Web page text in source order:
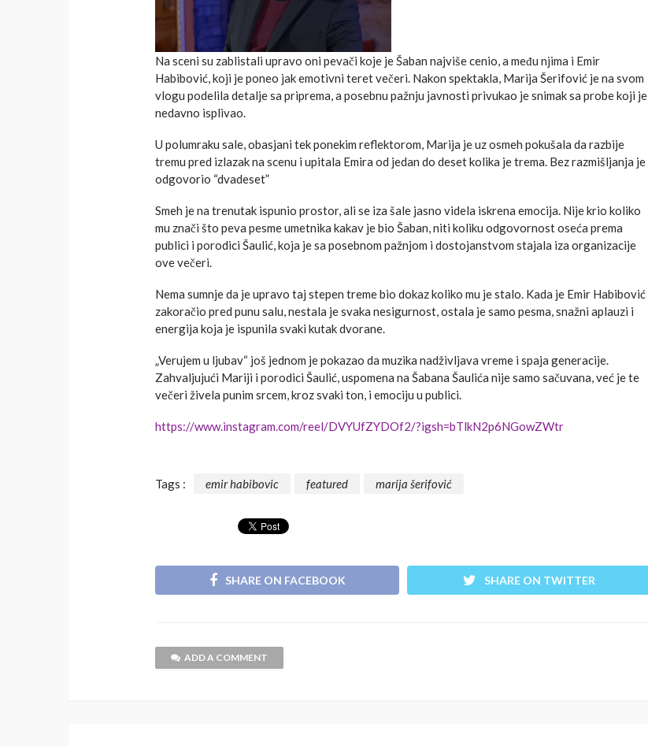
Na sceni su zablistali upravo oni pevači koje je Šaban najviše cenio, a među njima i Emir
Habibović, koji je poneo jak emotivni teret večeri. Nakon spektakla, Marija Šerifović je na svom
vlogu podelila detalje sa priprema, a posebnu pažnju javnosti privukao je snimak sa probe koji je
nedavno isplivao.
U polumraku sale, obasjani tek ponekim reflektorom, Marija je uz osmeh pokušala da razbije
tremu pred izlazak na scenu i upitala Emira od jedan do deset kolika je trema. Bez razmišljanja je
odgovorio “dvadeset”
Smeh je na trenutak ispunio prostor, ali se iza šale jasno videla iskrena emocija. Nije krio koliko
mu znači što peva pesme umetnika kakav je bio Šaban, niti koliku odgovornost oseća prema
publici i porodici Šaulić, koja je sa posebnom pažnjom i dostojanstvom stajala iza organizacije
ove večeri.
Nema sumnje da je upravo taj stepen treme bio dokaz koliko mu je stalo. Kada je Emir Habibović
zakoračio pred punu salu, nestala je svaka nesigurnost, ostala je samo pesma, snažni aplauzi i
energija koja je ispunila svaki kutak dvorane.
„Verujem u ljubav“ još jednom je pokazao da muzika nadživljava vreme i spaja generacije.
Zahvaljujući Mariji i porodici Šaulić, uspomena na Šabana Šaulića nije samo sačuvana, već je te
večeri živela punim srcem, kroz svaki ton, i emociju u publici.
https://www.instagram.com/reel/DVYUfZYDOf2/?igsh=bTlkN2p6NGowZWtr
Tags : emir habibovic featured marija šerifović
SHARE ON FACEBOOK SHARE ON TWITTER
ADD A COMMENT